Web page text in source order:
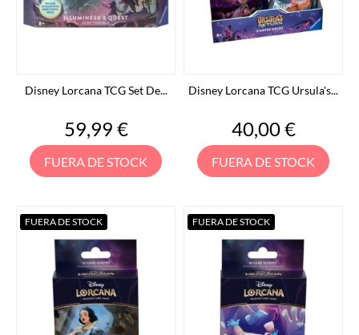
Disney Lorcana TCG Set De...
Precio
59,99 €
FUERA DE STOCK
Disney Lorcana TCG Ursula's...
Precio
40,00 €
FUERA DE STOCK
FUERA DE STOCK FUERA DE STOCK